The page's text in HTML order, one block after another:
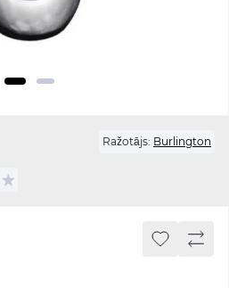
Ražotājs: Burlington